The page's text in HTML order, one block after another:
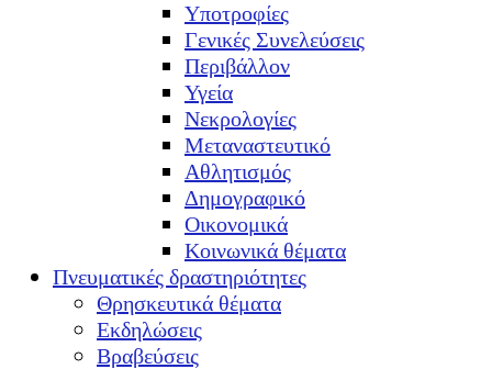
Υποτροφίες
Γενικές Συνελεύσεις
Περιβάλλον
Υγεία
Νεκρολογίες
Μεταναστευτικό
Αθλητισμός
Δημογραφικό
Οικονομικά
Κοινωνικά θέματα
Πνευματικές δραστηριότητες
Θρησκευτικά θέματα
Εκδηλώσεις
Βραβεύσεις